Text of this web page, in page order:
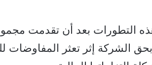
التطورات بعد أن تقدمت
الشركة إثر تعثر المفاوضات